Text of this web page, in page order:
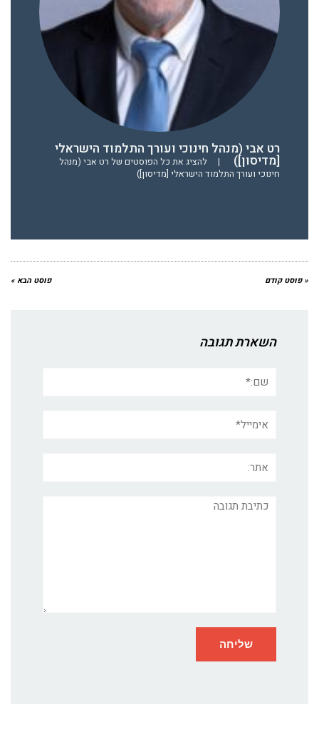
רט אבי (מנהל חינוכי ועורך התלמוד הישראלי
[מדיסון]) |
להציג את כל הפוסטים של רט אבי (מנהל
חינוכי ועורך התלמוד הישראלי [מדיסון])
« פוסט קודם פוסט הבא »
השארת תגובה
תגובה